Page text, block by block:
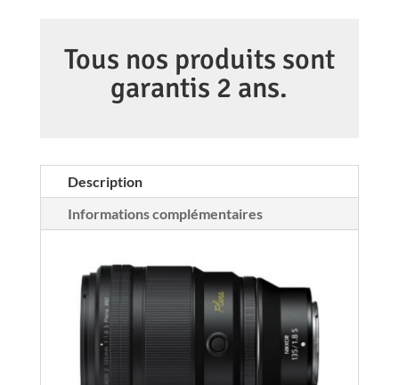
f/1.8
NIKKOR
Tous nos produits sont
garantis 2 ans.
Description
Informations complémentaires